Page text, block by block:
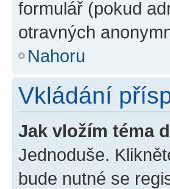
formulář (pokud
otravných
Nahoru
Vkládání
Jak vložím téma
Jednoduše.
bude nutné se